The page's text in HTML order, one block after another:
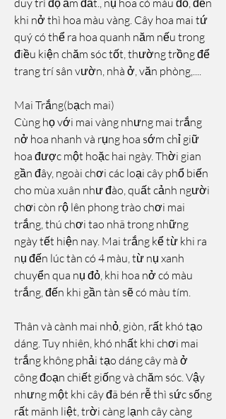
duy trì độ ẩm đất., nụ hoa có màu đỏ, đến
khi nở thì hoa màu vàng. Cây hoa mai tứ
quý có thể ra hoa quanh năm nếu trong
điều kiện chăm sóc tốt, thường trồng để
trang trí sân vườn, nhà ở, văn phòng,....
Mai Trắng(bạch mai)
Cùng họ với mai vàng nhưng mai trắng
nở hoa nhanh và rụng hoa sớm chỉ giữ
hoa được một hoặc hai ngày. Thời gian
gần đây, ngoài chơi các loại cây phổ biến
cho mùa xuân như đào, quất cảnh người
chơi còn rộ lên phong trào chơi mai
trắng, thú chơi tao nhã trong những
ngày tết hiện nay. Mai trắng kể từ khi ra
nụ đến lúc tàn có 4 màu, từ nụ xanh
chuyển qua nụ đỏ, khi hoa nở có màu
trắng, đến khi gần tàn sẽ có màu tím.
Thân và cành mai nhỏ, giòn, rất khó tạo
dáng. Tuy nhiên, khó nhất khi chơi mai
trắng không phải tạo dáng cây mà ở
công đoạn chiết giống và chăm sóc. Vậy
nhưng một khi cây đã bén rễ thì sức sống
rất mãnh liệt, trời càng lạnh cây càng